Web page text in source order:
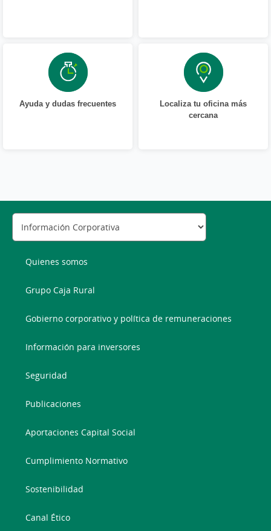
Ayuda y dudas frecuentes
Localiza tu oficina más
cercana
Quienes somos
Grupo Caja Rural
Gobierno corporativo y política de remuneraciones
Información para inversores
Seguridad
Publicaciones
Aportaciones Capital Social
Cumplimiento Normativo
Sostenibilidad
Canal Ético